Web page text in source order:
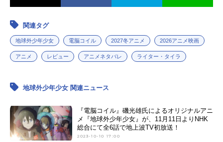
関連タグ
地球外少年少女 電脳コイル 2027冬アニメ 2026アニメ映画
アニメ レビュー アニメネタバレ ライター・タイラ
地球外少年少女 関連ニュース
『電脳コイル』磯光雄氏によるオリジナルアニ
メ『地球外少年少女』が、11月11日よりNHK
総合にて全6話で地上波TV初放送！
2023-10-10 17:00